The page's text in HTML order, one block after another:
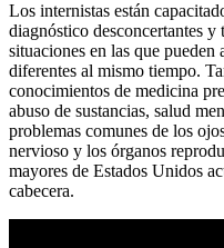
Los internistas están
diagnóstico desconcertantes y
situaciones en las que pueden
diferentes al mismo tiempo.
conocimientos de medicina
abuso de sustancias, salud
problemas comunes de los
nervioso y los órganos
mayores de Estados Unidos
cabecera.